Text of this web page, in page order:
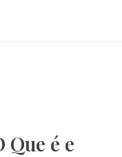
Que é e